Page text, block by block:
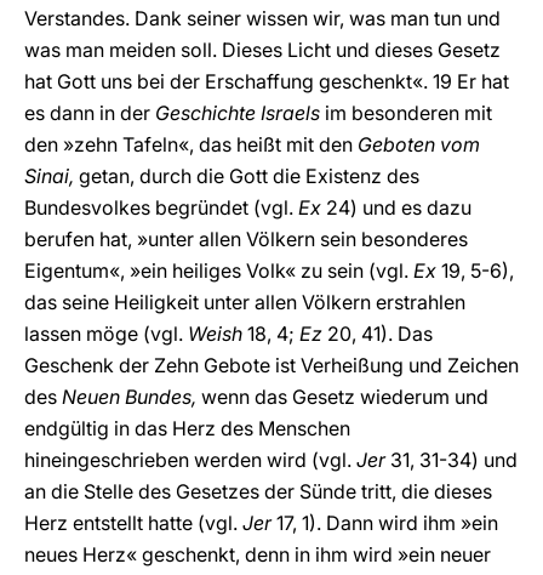
Verstandes. Dank seiner wissen wir, was man tun und
was man meiden soll. Dieses Licht und dieses Gesetz
hat Gott uns bei der Erschaffung geschenkt«. 19 Er hat
es dann in der Geschichte Israels im besonderen mit
den »zehn Tafeln«, das heißt mit den Geboten vom
Sinai, getan, durch die Gott die Existenz des
Bundesvolkes begründet (vgl. Ex 24) und es dazu
berufen hat, »unter allen Völkern sein besonderes
Eigentum«, »ein heiliges Volk« zu sein (vgl. Ex 19, 5-6),
das seine Heiligkeit unter allen Völkern erstrahlen
lassen möge (vgl. Weish 18, 4; Ez 20, 41). Das
Geschenk der Zehn Gebote ist Verheißung und Zeichen
des Neuen Bundes, wenn das Gesetz wiederum und
endgültig in das Herz des Menschen
hineingeschrieben werden wird (vgl. Jer31, 31-34) und
an die Stelle des Gesetzes der Sünde tritt, die dieses
Herz entstellt hatte (vgl. Jer17, 1). Dann wird ihm »ein
neues Herz« geschenkt, denn in ihm wird »ein neuer